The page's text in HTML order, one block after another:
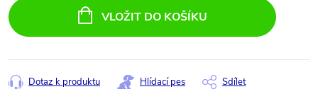
cena:
VLOŽIT DO KOŠÍKU
Dotaz k produktu Hlídací pes Sdílet